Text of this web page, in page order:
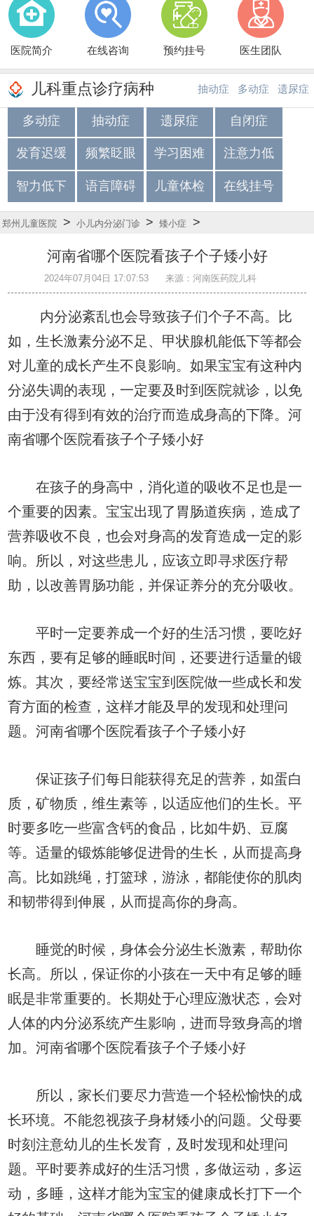
医院简介 在线咨询 预约挂号 医生团队
儿科重点诊疗病种 抽动症
·
多动症
·
遗尿症
多动症 抽动症 遗尿症 自闭症
发育迟缓 频繁眨眼 学习困难 注意力低
智力低下 语言障碍 儿童体检 在线挂号
郑州儿童医院 > 小儿内分泌门诊 > 矮小症 >
河南省哪个医院看孩子个子矮小好
2024年07月04日 17:07:53 来源：河南医药院儿科
内分泌紊乱也会导致孩子们个子不高。比
如，生长激素分泌不足、甲状腺机能低下等都会
对儿童的成长产生不良影响。如果宝宝有这种内
分泌失调的表现，一定要及时到医院就诊，以免
由于没有得到有效的治疗而造成身高的下降。河
南省哪个医院看孩子个子矮小好
在孩子的身高中，消化道的吸收不足也是一
个重要的因素。宝宝出现了胃肠道疾病，造成了
营养吸收不良，也会对身高的发育造成一定的影
响。所以，对这些患儿，应该立即寻求医疗帮
助，以改善胃肠功能，并保证养分的充分吸收。
平时一定要养成一个好的生活习惯，要吃好
东西，要有足够的睡眠时间，还要进行适量的锻
炼。其次，要经常送宝宝到医院做一些成长和发
育方面的检查，这样才能及早的发现和处理问
题。河南省哪个医院看孩子个子矮小好
保证孩子们每日能获得充足的营养，如蛋白
质，矿物质，维生素等，以适应他们的生长。平
时要多吃一些富含钙的食品，比如牛奶、豆腐
等。适量的锻炼能够促进骨的生长，从而提高身
高。比如跳绳，打篮球，游泳，都能使你的肌肉
和韧带得到伸展，从而提高你的身高。
睡觉的时候，身体会分泌生长激素，帮助你
长高。所以，保证你的小孩在一天中有足够的睡
眠是非常重要的。长期处于心理应激状态，会对
人体的内分泌系统产生影响，进而导致身高的增
加。河南省哪个医院看孩子个子矮小好
所以，家长们要尽力营造一个轻松愉快的成
长环境。不能忽视孩子身材矮小的问题。父母要
时刻注意幼儿的生长发育，及时发现和处理问
题。平时要养成好的生活习惯，多做运动，多运
动，多睡，这样才能为宝宝的健康成长打下一个